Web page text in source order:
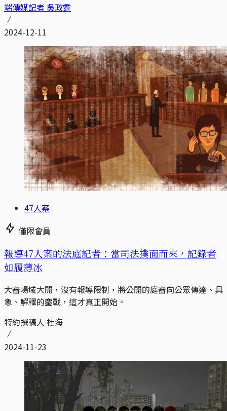
端傳媒記者 吳政霆
2024-12-11
47人案
僅限會員
報導47人案的法庭記者：當司法撲面而來，記錄者
如履薄冰
大審場域大開，沒有報導限制，將公開的庭審向公眾傳達、具
象、解釋的鏖戰，這才真正開始。
特約撰稿人 杜海
2024-11-23